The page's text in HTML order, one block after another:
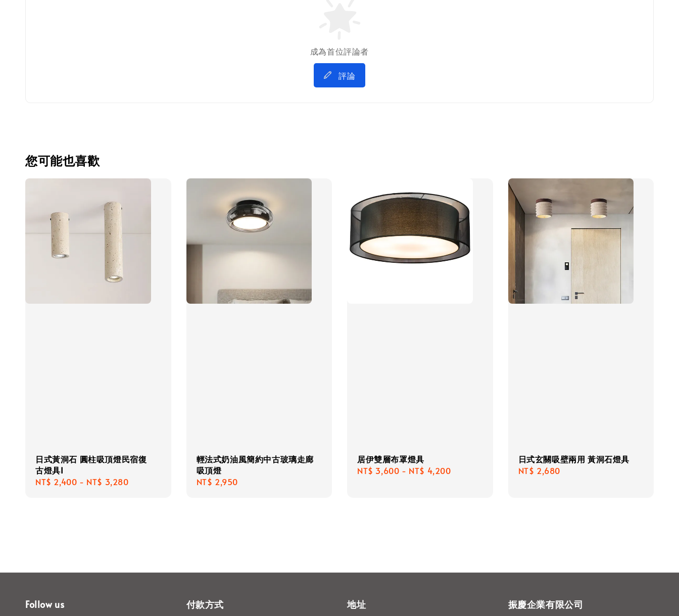
成為首位評論者
評論
您可能也喜歡
日式黃洞石 圓柱吸頂燈民宿復
古燈具I
Regular
NT$ 2,400 - NT$ 3,280
輕法式奶油風簡約中古玻璃走廊
吸頂燈
Regular
NT$ 2,950
居伊雙層布罩燈具
Regular
NT$ 3,600 - NT$ 4,200
日式玄關吸壁兩用 黃洞石燈具
Regular
NT$ 2,680
Follow us 付款方式 地址 振慶企業有限公司